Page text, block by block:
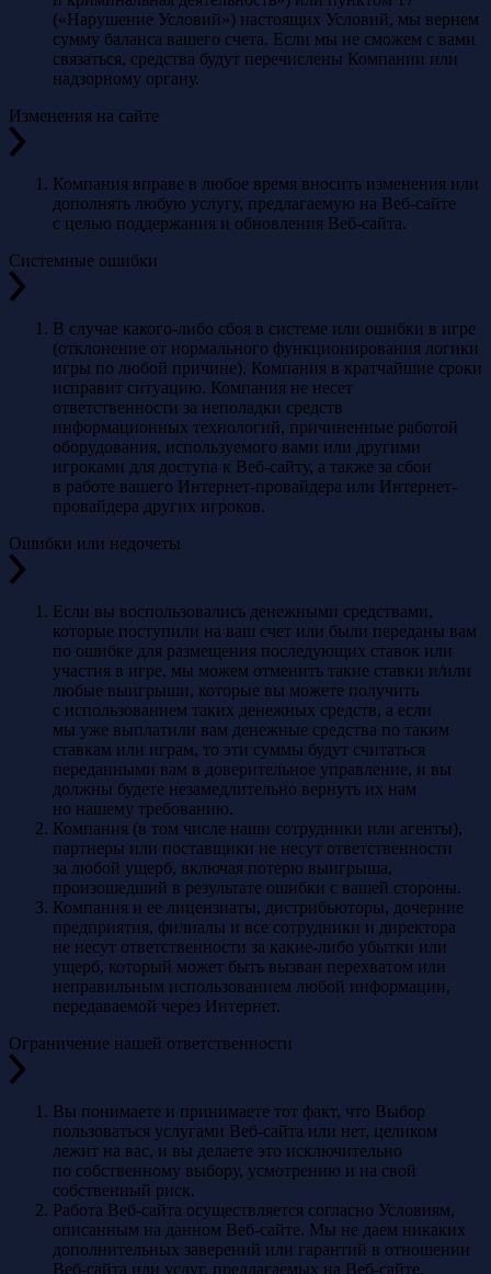
(«Нарушение Условий») настоящих Условий, мы вернем
сумму баланса вашего счета. Если мы не сможем с вами
связаться, средства будут перечислены Компании или
надзорному органу.
Изменения на сайте
Компания вправе в любое время вносить изменения или
дополнять любую услугу, предлагаемую на Веб-сайте
с целью поддержания и обновления Веб-сайта.
Системные ошибки
В случае какого-либо сбоя в системе или ошибки в игре
(отклонение от нормального функционирования логики
игры по любой причине), Компания в кратчайшие сроки
исправит ситуацию. Компания не несет
ответственности за неполадки средств
информационных технологий, причиненные работой
оборудования, используемого вами или другими
игроками для доступа к Веб-сайту, а также за сбои
в работе вашего Интернет-провайдера или Интернет-
провайдера других игроков.
Ошибки или недочеты
Если вы воспользовались денежными средствами,
которые поступили на ваш счет или были переданы вам
по ошибке для размещения последующих ставок или
участия в игре, мы можем отменить такие ставки и/или
любые выигрыши, которые вы можете получить
с использованием таких денежных средств, а если
мы уже выплатили вам денежные средства по таким
ставкам или играм, то эти суммы будут считаться
переданными вам в доверительное управление, и вы
должны будете незамедлительно вернуть их нам
но нашему требованию.
Компания (в том числе наши сотрудники или агенты),
партнеры или поставщики не несут ответственности
за любой ущерб, включая потерю выигрыша,
произошедший в результате ошибки с вашей стороны.
Компания и ее лицензиаты, дистрибьюторы, дочерние
предприятия, филиалы и все сотрудники и директора
не несут ответственности за какие-либо убытки или
ущерб, который может быть вызван перехватом или
неправильным использованием любой информации,
передаваемой через Интернет.
Ограничение нашей ответственности
Вы понимаете и принимаете тот факт, что Выбор
пользоваться услугами Веб-сайта или нет, целиком
лежит на вас, и вы делаете это исключительно
по собственному выбору, усмотрению и на свой
собственный риск.
Работа Веб-сайта осуществляется согласно Условиям,
описанным на данном Веб-сайте. Мы не даем никаких
дополнительных заверений или гарантий в отношении
Веб-сайта или услуг, предлагаемых на Веб-сайте,